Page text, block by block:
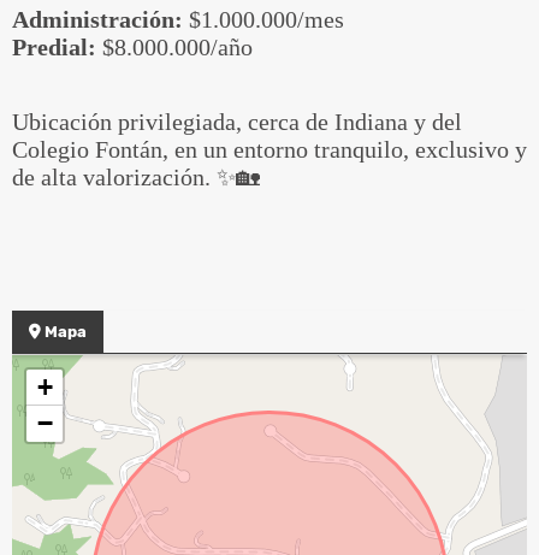
Administración: $1.000.000/mes
Predial: $8.000.000/año
Ubicación privilegiada, cerca de Indiana y del
Colegio Fontán, en un entorno tranquilo, exclusivo y
de alta valorización. ✨🏡
Mapa
+
−